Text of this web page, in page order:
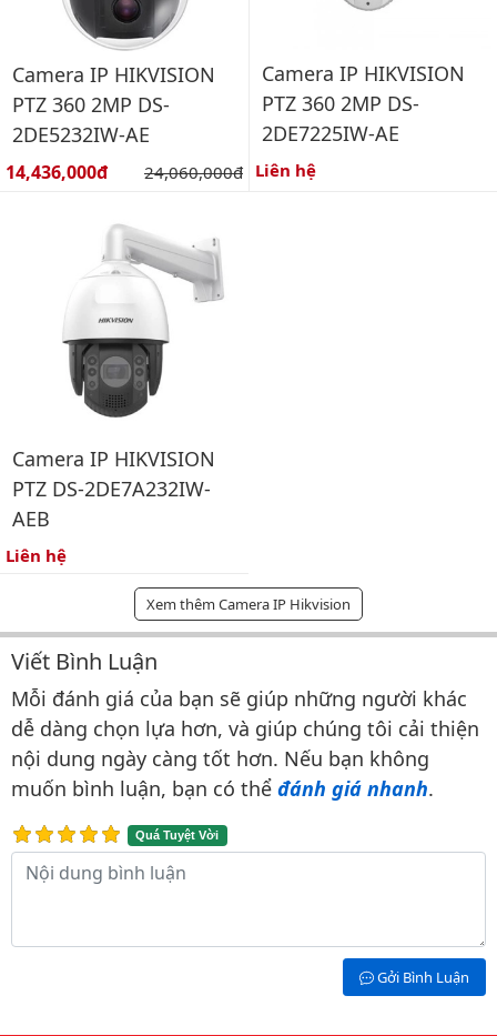
Camera IP HIKVISION
PTZ 360 2MP DS-
2DE5232IW-AE
Giá bán:
14,436,000đ Giá gốc:
24,060,000đ
Camera IP HIKVISION
PTZ 360 2MP DS-
2DE7225IW-AE
Liên hệ
Camera IP HIKVISION
PTZ DS-2DE7A232IW-
AEB
Liên hệ
Xem thêm Camera IP Hikvision
Bình luận & Đánh giá
Viết Bình Luận
Mỗi đánh giá của bạn sẽ giúp những người khác
dễ dàng chọn lựa hơn, và giúp chúng tôi cải thiện
nội dung ngày càng tốt hơn. Nếu bạn không
muốn bình luận, bạn có thể đánh giá nhanh.
Quá Tuyệt Vời
Nội dung bình luận
Gởi Bình Luận